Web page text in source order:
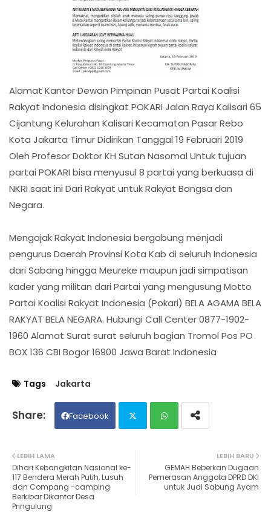
Alamat Kantor Dewan Pimpinan Pusat Partai Koalisi
Rakyat Indonesia disingkat POKARI Jalan Raya Kalisari 65
Cijantung Kelurahan Kalisari Kecamatan Pasar Rebo
Kota Jakarta Timur Didirikan Tanggal 19 Februari 2019
Oleh Profesor Doktor KH Sutan Nasomal Untuk tujuan
partai POKARI bisa menyusul 8 partai yang berkuasa di
NKRI saat ini Dari Rakyat untuk Rakyat Bangsa dan
Negara.
Mengajak Rakyat Indonesia bergabung menjadi
pengurus Daerah Provinsi Kota Kab di seluruh Indonesia
dari Sabang hingga Meureke maupun jadi simpatisan
kader yang militan dari Partai yang mengusung Motto
Partai Koalisi Rakyat Indonesia (Pokari) BELA AGAMA BELA
RAKYAT BELA NEGARA. Hubungi Call Center 0877-1902-
1960 Alamat Surat surat seluruh bagian Tromol Pos PO
BOX 136 CBI Bogor 16900 Jawa Barat Indonesia
Tags Jakarta
Facebook
ter ats
LEBIH BARU
GEMAH Beberkan Dugaan
Pemerasan Anggota DPRD DKI
untuk Judi Sabung Ayam
LEBIH LAMA
Dihari Kebangkitan Nasional ke-
117 Bendera Merah Putih, Lusuh
dan Compang -camping
Berkibar Dikantor Desa
Pringulung